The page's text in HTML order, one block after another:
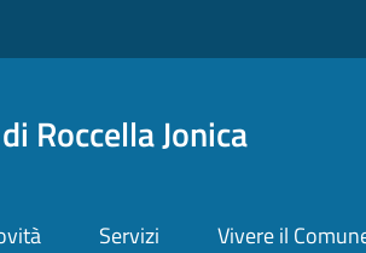
Roccella Jonica
Servizi Vivere il